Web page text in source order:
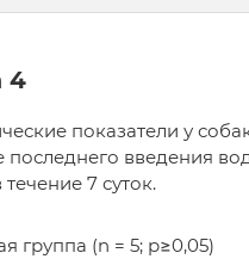
4
показатели у
последнего введения
7 суток.
группа (n = 5; р≥0,05)